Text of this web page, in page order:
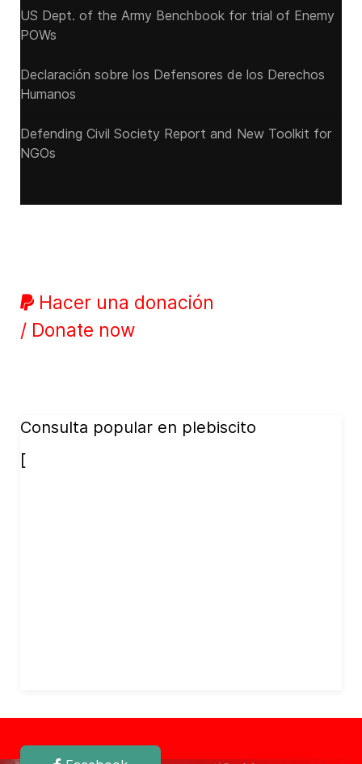
US Dept. of the Army Benchbook for trial of Enemy
POWs
Declaración sobre los Defensores de los Derechos
Humanos
Defending Civil Society Report and New Toolkit for
NGOs
Hacer una donación
/ Donate now
Consulta popular en plebiscito
[